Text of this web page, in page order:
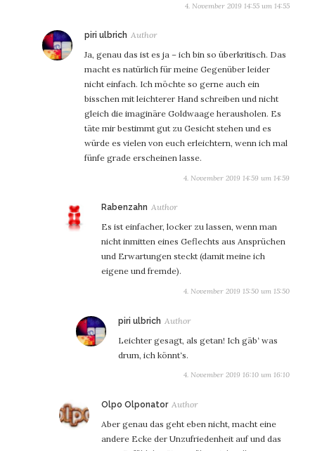
4. November 2019 14:55 um 14:55
piri ulbrich sagt:
Ja, genau das ist es ja – ich bin so überkritisch. Das
macht es natürlich für meine Gegenüber leider
nicht einfach. Ich möchte so gerne auch ein
bisschen mit leichterer Hand schreiben und nicht
gleich die imaginäre Goldwaage herausholen. Es
täte mir bestimmt gut zu Gesicht stehen und es
würde es vielen von euch erleichtern, wenn ich mal
fünfe grade erscheinen lasse.
4. November 2019 14:59 um 14:59
Rabenzahn sagt:
Es ist einfacher, locker zu lassen, wenn man
nicht inmitten eines Geflechts aus Ansprüchen
und Erwartungen steckt (damit meine ich
eigene und fremde).
4. November 2019 15:50 um 15:50
piri ulbrich sagt:
Leichter gesagt, als getan! Ich gäb‘ was
drum, ich könnt‘s.
4. November 2019 16:10 um 16:10
Olpo Olponator sagt:
Aber genau das geht eben nicht, macht eine
andere Ecke der Unzufriedenheit auf und das